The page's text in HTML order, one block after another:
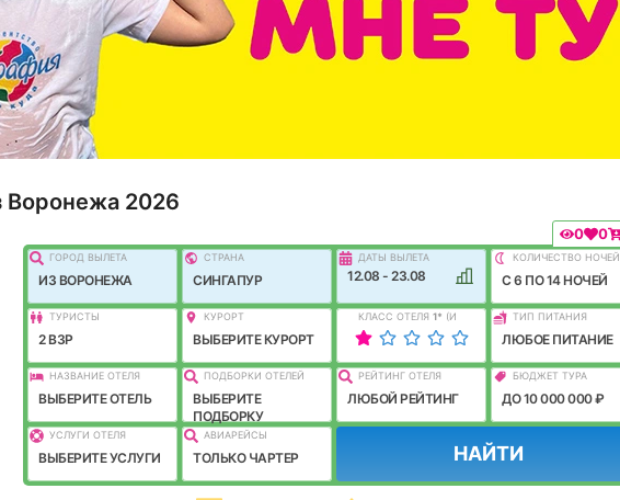
Воронежа 2026
0 0
ГОРОД ВЫЛEТА
ИЗ ВОРОНЕЖА
СТРАНА
СИНГАПУР
ДАТЫ ВЫЛЕТА
12.08 - 23.08
КОЛИЧЕСТВО НОЧЕЙ
C 6 ПО 14 НОЧЕЙ
ТУРИСТЫ
2 ВЗР
КУРОРТ
ВЫБЕРИТЕ КУРОРТ
КЛАСС ОТЕЛЯ 1* (И
ЛУЧШЕ)
ТИП ПИТАНИЯ
ЛЮБОЕ ПИТАНИЕ
НАЗВАНИЕ ОТЕЛЯ
ВЫБЕРИТЕ ОТЕЛЬ
ПОДБОРКИ ОТЕЛЕЙ
ВЫБЕРИТЕ
ПОДБОРКУ
РЕЙТИНГ ОТЕЛЯ
ЛЮБОЙ РЕЙТИНГ
БЮДЖЕТ ТУРА
ДО 10 000 000 ₽
УСЛУГИ ОТЕЛЯ
ВЫБЕРИТЕ УСЛУГИ
АВИАРЕЙСЫ
ТОЛЬКО ЧАРТЕР НАЙТИ